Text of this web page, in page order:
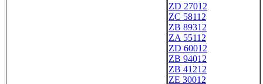
ZD 27012
ZC 58112
ZB 89312
ZA 55112
ZD 60012
ZB 94012
ZB 41212
ZE 30012